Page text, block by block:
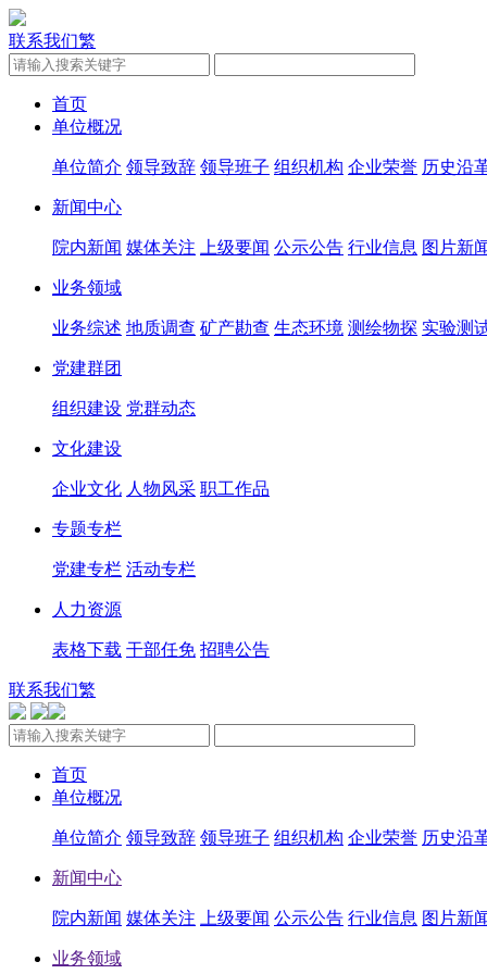
联系我们繁
首页
单位概况
单位简介 领导致辞 领导班子 组织机构 企业荣誉 历史沿
新闻中心
院内新闻 媒体关注 上级要闻 公示公告 行业信息 图片新
业务领域
业务综述 地质调查 矿产勘查 生态环境 测绘物探 实验测
党建群团
组织建设 党群动态
文化建设
企业文化 人物风采 职工作品
专题专栏
党建专栏 活动专栏
人力资源
表格下载 干部任免 招聘公告
联系我们繁
首页
单位概况
单位简介 领导致辞 领导班子 组织机构 企业荣誉 历史沿
新闻中心
院内新闻 媒体关注 上级要闻 公示公告 行业信息 图片新
业务领域